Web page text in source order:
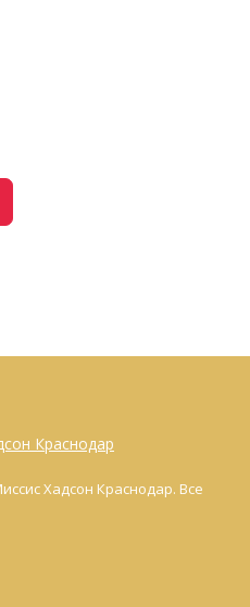
Хадсон Краснодар. Все